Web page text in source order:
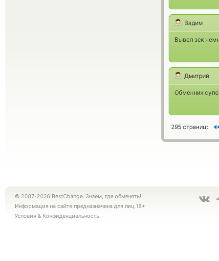
Вадим
Вывел зек
Дмитрий
Обменник
295 страниц:
© 2007-2026 BestChange. Знаем, где обменять!
Информация на сайте предназначена для лиц 18+
Условия & Конфиденциальность